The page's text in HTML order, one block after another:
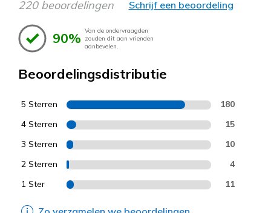
220 beoordelingen Schrijf een beoordeling
90% Van de ondervraagden
zouden dit aan vrienden
aanbevelen.
Beoordelingsdistributie
5 Sterren 180
4 Sterren 15
3 Sterren 10
2 Sterren 4
1 Ster 11